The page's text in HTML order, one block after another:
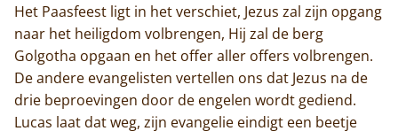
Het Paasfeest ligt in het verschiet, Jezus zal zijn opgang
naar het heiligdom volbrengen, Hij zal de berg
Golgotha opgaan en het offer aller offers volbrengen.
De andere evangelisten vertellen ons dat Jezus na de
drie beproevingen door de engelen wordt gediend.
Lucas laat dat weg, zijn evangelie eindigt een beetje